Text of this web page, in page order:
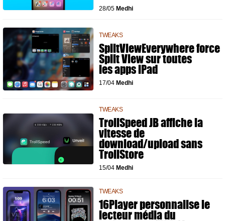
28/05 Medhi
TWEAKS
SplitViewEverywhere force
Split View sur toutes
les apps iPad
17/04 Medhi
TWEAKS
TrollSpeed JB affiche la
vitesse de
download/upload sans
TrollStore
15/04 Medhi
TWEAKS
16Player personnalise le
lecteur média du